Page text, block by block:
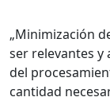
„Minimización
ser relevantes y
del
cantidad